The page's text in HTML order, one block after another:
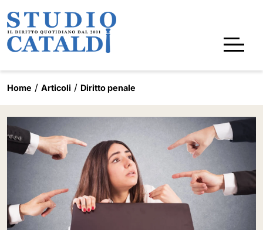
Home Articoli Diritto penale